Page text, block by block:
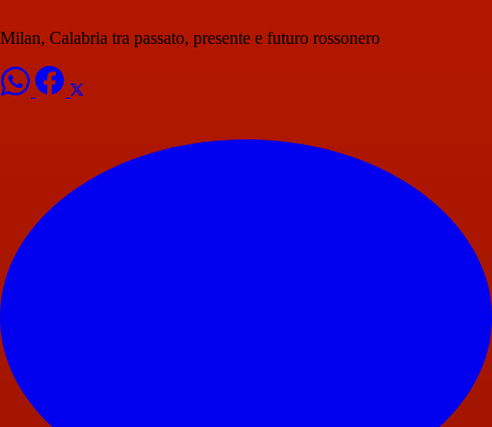
Milan, Calabria tra passato, presente e futuro rossonero